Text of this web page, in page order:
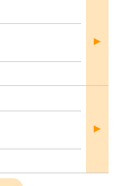
部屋
詳細
部屋
詳細